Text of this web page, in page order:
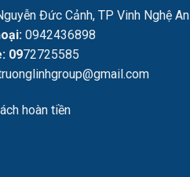
Đức Cảnh, TP Vinh Nghệ An
0942436898
0972725585
hoàn tiền